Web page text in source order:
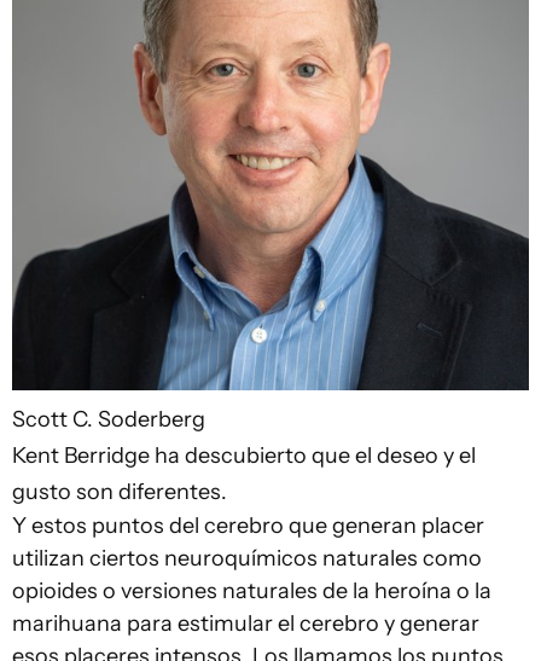
Scott C. Soderberg
Kent Berridge ha descubierto que el deseo y el
gusto son diferentes.
Y estos puntos del cerebro que generan placer
utilizan ciertos neuroquímicos naturales como
opioides o versiones naturales de la heroína o la
marihuana para estimular el cerebro y generar